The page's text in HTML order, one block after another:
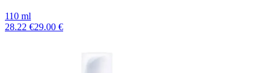
110 ml
28.22 €29.00 €